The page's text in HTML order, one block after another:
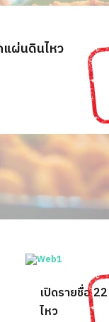
ผ่นดินไหว
เปิดรายชื่อ
ไหว